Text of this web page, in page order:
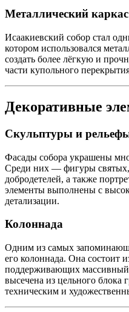
Металлический каркас
Исаакиевский собор стал
котором использовался
создать более лёгкую и
части купольного
Декоративные
Скульптуры и
Фасады собора украшены
Среди них — фигуры святых,
добродетелей, а также
элементы выполнены с
детализации.
Колоннада
Одним из самых
его колоннада. Она состоит
поддерживающих массивный
высечена из цельного блока
техническим и